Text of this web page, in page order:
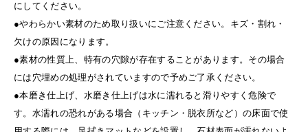
にしてください。
●やわらかい素材のため取り扱いにご注意ください。キズ・割れ・
欠けの原因になります。
●素材の性質上、特有の穴隙が存在することがあります。その場合
には穴埋めの処理がされていますので予めご了承ください。
●本磨き仕上げ、水磨き仕上げは水に濡れると滑りやすく危険で
す。水濡れの恐れがある場合（キッチン・脱衣所など）の床面で使